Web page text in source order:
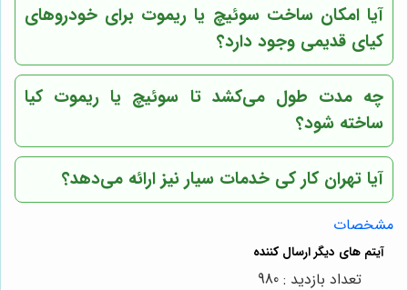
آیا امکان ساخت سوئیچ یا ریموت برای خودروهای
کیای قدیمی وجود دارد؟
چه مدت طول می‌کشد تا سوئیچ یا ریموت کیا
ساخته شود؟
آیا تهران کار کی خدمات سیار نیز ارائه می‌دهد؟
مشخصات
تعداد بازدید : 980